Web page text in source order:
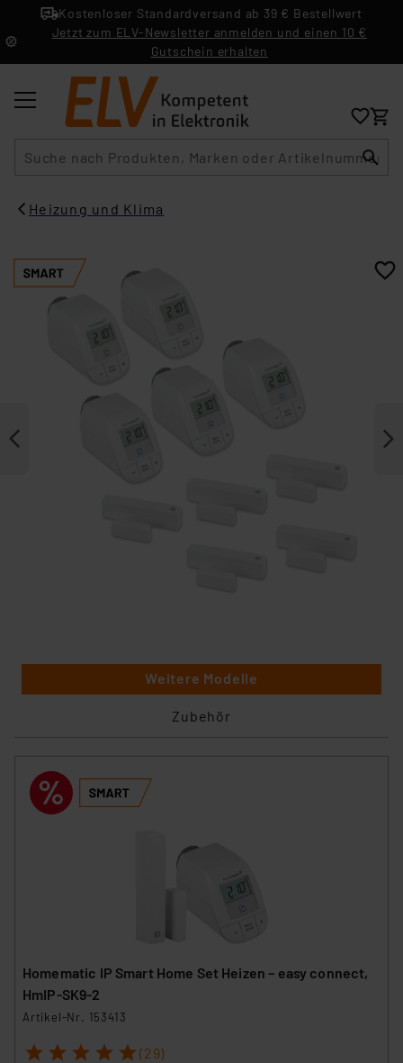
Kostenloser Standardversand ab 39 € Bestellwert
Jetzt zum ELV-Newsletter anmelden und einen 10 €
Gutschein erhalten
Heizung und Klima
Weitere Modelle
Zubehör
Homematic IP Smart Home Set Heizen – easy connect,
HmIP-SK9-2
Artikel-Nr. 153413
1 2 3 4 5 (29)